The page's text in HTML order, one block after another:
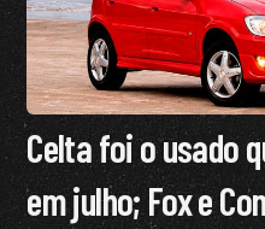
Celta foi o usado
em julho; Fox e